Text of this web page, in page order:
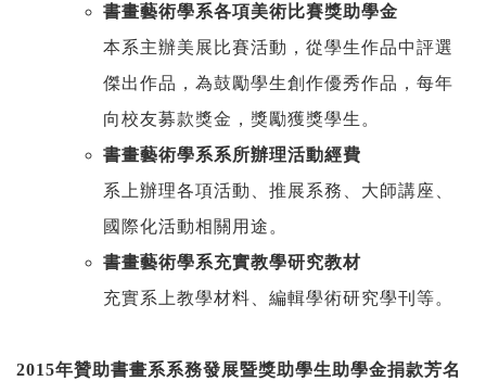
書畫藝術學系各項美術比賽獎助學金
本系主辦美展比賽活動，從學生作品中評選
傑出作品，為鼓勵學生創作優秀作品，每年
向校友募款獎金，獎勵獲獎學生。
書畫藝術學系系所辦理活動經費
系上辦理各項活動、推展系務、大師講座、
國際化活動相關用途。
書畫藝術學系充實教學研究教材
充實系上教學材料、編輯學術研究學刊等。
2015年贊助書畫系系務發展暨獎助學生助學金捐款芳名